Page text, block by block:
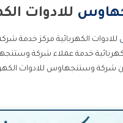
للادوات
للادوات الكهربائية مركز خدمة
خدمة عملاء شركة
شركة وستنجهاوس للادوات